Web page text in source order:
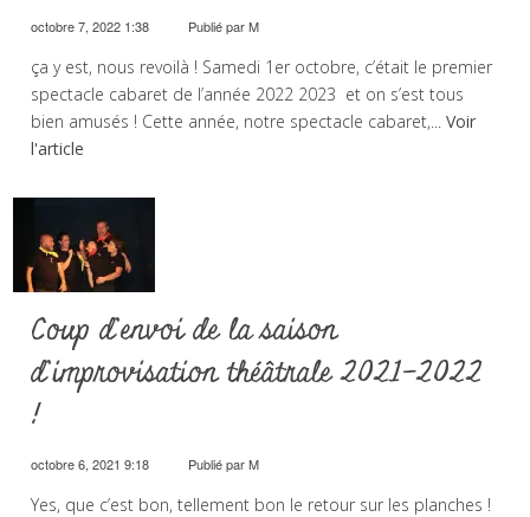
octobre 7, 2022 1:38 Publié parM
ça y est, nous revoilà ! Samedi 1er octobre, c’était le premier
spectacle cabaret de l’année 2022 2023 et on s’est tous
bien amusés ! Cette année, notre spectacle cabaret,...Voir
l'article
Coup d’envoi de la saison
d’improvisation théâtrale 2021-2022
!
octobre 6, 2021 9:18 Publié parM
Yes, que c’est bon, tellement bon le retour sur les planches !